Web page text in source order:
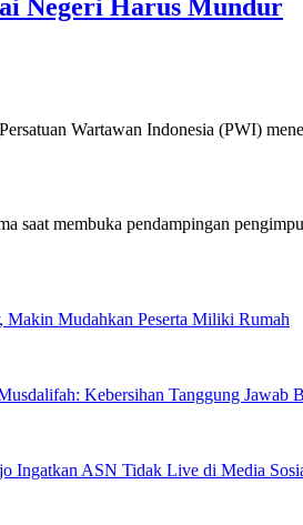
Negeri Harus Mundur
Wartawan Indonesia (PWI)
Mudahkan Peserta Miliki Rumah
Kebersihan Tanggung Jawab
Ingatkan ASN Tidak Live di Media